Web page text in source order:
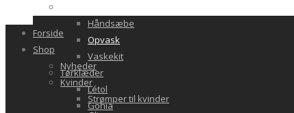
Håndsæbe
Opvask
Vaskekit
Tørklæder
Létol
Gohia
Forside
Shop
Nyheder
Kvinder
Strømper til kvinder